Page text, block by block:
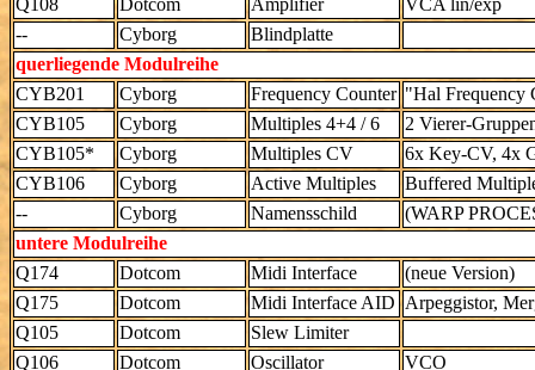
Q108
Dotcom Amplifier
VCA lin/exp
--
Cyborg
Blindplatte
querliegende Modulreihe
CYB201
Cyborg Frequency Counter "Hal Frequency
CYB105
Cyborg Multiples 4+4 / 6
2 Vierer-
CYB105*
Cyborg Multiples CV
6x Key-CV, 4x
CYB106
Cyborg Active Multiples
Buffered
--
Cyborg Namensschild
(WARP
untere Modulreihe
Q174
Dotcom Midi Interface
(neue Version)
Q175
Dotcom Midi Interface AID Arpeggistor,
Q105
Dotcom
Slew Limiter
Q106
Dotcom Oscillator
VCO